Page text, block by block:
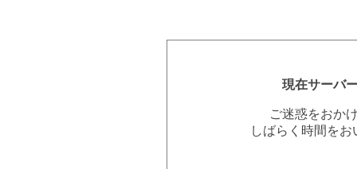
現在サーバ
ご迷惑をおか
しばらく時間を